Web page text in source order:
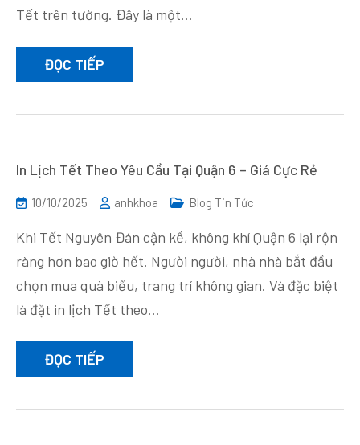
Tết trên tường. Đây là một…
ĐỌC TIẾP
In Lịch Tết Theo Yêu Cầu Tại Quận 6 – Giá Cực Rẻ
10/10/2025 anhkhoa Blog Tin Tức
Khi Tết Nguyên Đán cận kề, không khí Quận 6 lại rộn
ràng hơn bao giờ hết. Người người, nhà nhà bắt đầu
chọn mua quà biếu, trang trí không gian. Và đặc biệt
là đặt in lịch Tết theo…
ĐỌC TIẾP